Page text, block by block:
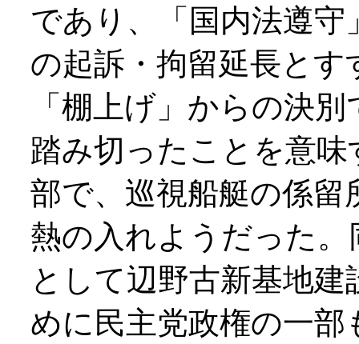
であり、「国内法遵
の起訴・拘留延長と
「棚上げ」からの決
踏み切ったことを意
部で、巡視船艇の係
熱の入れようだった
として辺野古新基地
めに民主党政権の一